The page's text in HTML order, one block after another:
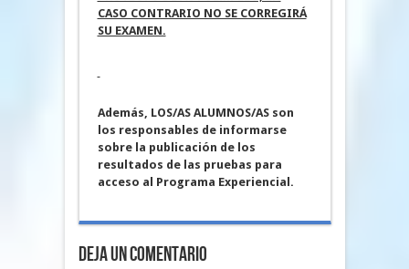
CASO CONTRARIO NO SE CORREGIRÁ
SU EXAMEN.
Además, LOS/AS ALUMNOS/AS son
los responsables de informarse
sobre la publicación de los
resultados de las pruebas para
acceso al Programa Experiencial.
Deja un Comentario